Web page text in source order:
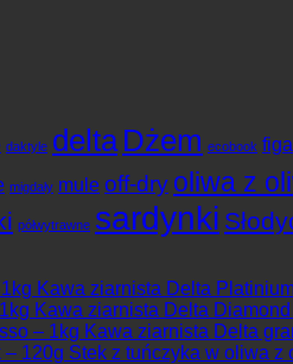
daktyle delta Dżem ecobook figa
migdały mule off-dry oliwa z
półwytrawne sardynki
Kawa ziarnista Delta
Kawa ziarnista Delta Diamond
Kawa ziarnista Delta
Stek z tuńczyka w oliwa z